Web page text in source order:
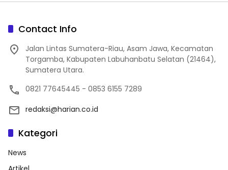
Contact Info
Jalan Lintas Sumatera-Riau, Asam Jawa, Kecamatan
Torgamba, Kabupaten Labuhanbatu Selatan (21464),
Sumatera Utara.
0821 77645445 - 0853 6155 7289
redaksi@harian.co.id
Kategori
News